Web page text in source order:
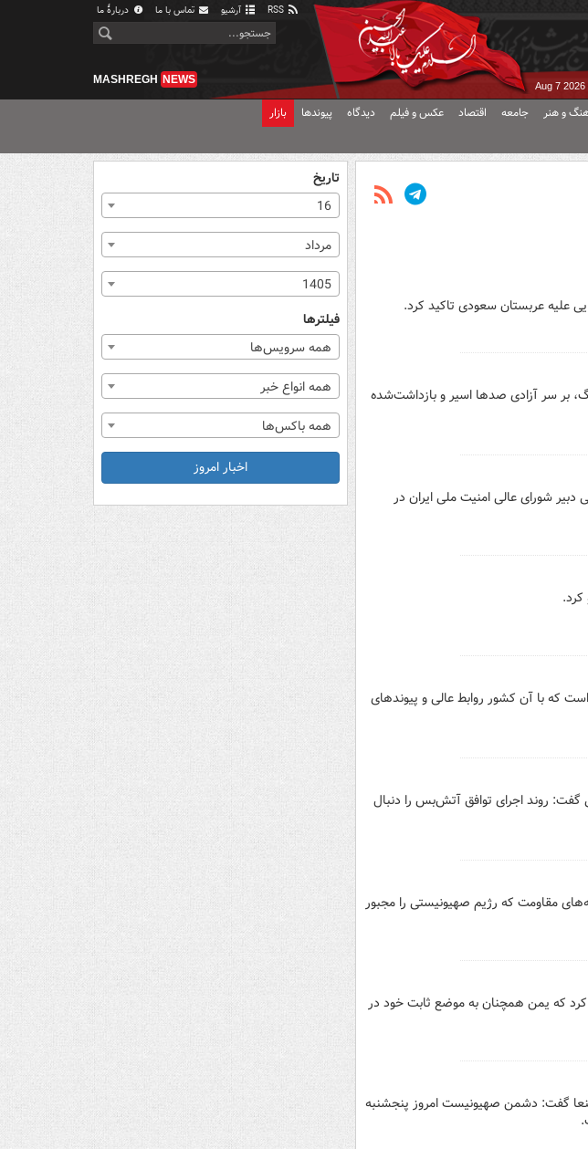
آرشیو تماس با ما دربارهٔ ما
Aug 7 2026
MASHREGH NEWS
و هنر جامعه اقتصاد عکس و فیلم دیدگاه پیوندها بازار
علیه عربستان سعودی تاکید کرد.
بر سر آزادی صدها اسیر و بازداشت‌شده
دبیر شورای عالی امنیت ملی ایران در
کرد.
که با آن کشور روابط عالی و پیوندهای
گفت: روند اجرای توافق آتش‌بس را دنبال
مقاومت که رژیم صهیونیستی را مجبور
کرد که یمن همچنان به موضع ثابت خود در
گفت: دشمن صهیونیست امروز پنجشنبه
تاریخ
16
مرداد
1405
فیلترها
همه سرویس‌ها
همه انواع خبر
همه باکس‌ها
اخبار امروز